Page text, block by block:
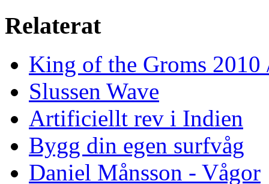
Relaterat
King of the Groms
Slussen Wave
Artificiellt rev i Indien
Bygg din egen surfvåg
Daniel Månsson - Vågor